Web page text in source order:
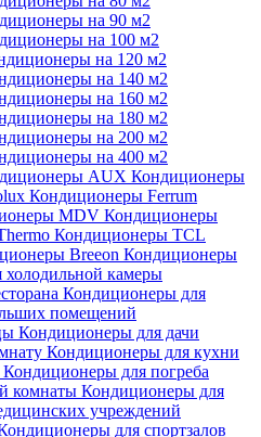
на 90 м2
на 100 м2
на 120 м2
на 140 м2
на 160 м2
на 180 м2
на 200 м2
на 400 м2
AUX Кондиционеры
Кондиционеры Ferrum
MDV Кондиционеры
Кондиционеры TCL
Breeon Кондиционеры
камеры
Кондиционеры для
помещений
Кондиционеры для дачи
Кондиционеры для кухни
Кондиционеры для погреба
комнаты Кондиционеры для
учреждений
для спортзалов